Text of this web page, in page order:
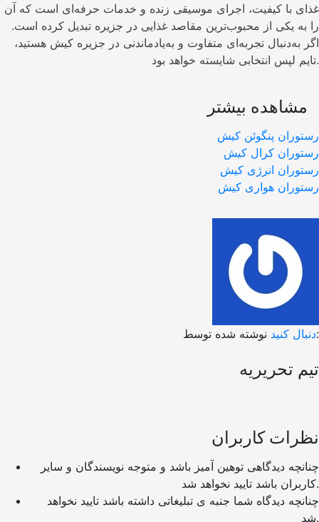
غذای با کیفیت، اجرای موسیقی زنده و خدمات حرفه‌ای است که آن
را به یکی از محبوب‌ترین مقاصد غذایی در جزیره تبدیل کرده است.
اگر به‌دنبال تجربه‌ای متفاوت و به‌یادماندنی در جزیره کیش هستید،
تایم لپس انتخابی شایسته خواهد بود.
مشاهده بیشتر
رستوران پنگوئن کیش
رستوران کرال کیش
رستوران انرژی کیش
رستوران هواری کیش
دنبال کنیدنوشته شده توسط:
تیم تحریریه
نظرات کاربران
کاربران باشد تایید نخواهد شد.
شد.